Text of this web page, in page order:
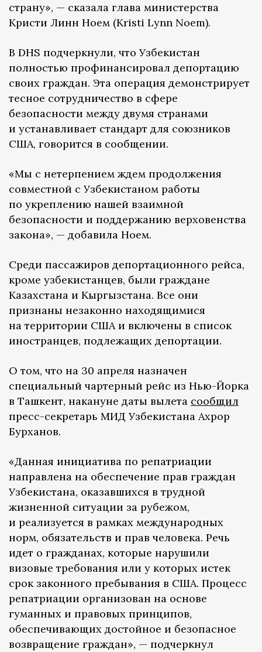
страну», — сказала глава министерства
Кристи Линн Ноем (Kristi Lynn Noem).
В DHS подчеркнули, что Узбекистан
полностью профинансировал депортацию
своих граждан. Эта операция демонстрирует
тесное сотрудничество в сфере
безопасности между двумя странами
и устанавливает стандарт для союзников
США, говорится в сообщении.
«Мы с нетерпением ждем продолжения
совместной с Узбекистаном работы
по укреплению нашей взаимной
безопасности и поддержанию верховенства
закона», — добавила Ноем.
Среди пассажиров депортационного рейса,
кроме узбекистанцев, были граждане
Казахстана и Кыргызстана. Все они
признаны незаконно находящимися
на территории США и включены в список
иностранцев, подлежащих депортации.
О том, что на 30 апреля назначен
специальный чартерный рейс из Нью-Йорка
в Ташкент, накануне даты вылета сообщил
пресс-секретарь МИД Узбекистана Ахрор
Бурханов.
«Данная инициатива по репатриации
направлена ​​на обеспечение прав граждан
Узбекистана, оказавшихся в трудной
жизненной ситуации за рубежом,
и реализуется в рамках международных
норм, обязательств и прав человека. Речь
идет о гражданах, которые нарушили
визовые требования или у которых истек
срок законного пребывания в США. Процесс
репатриации организован на основе
гуманных и правовых принципов,
обеспечивающих достойное и безопасное
возвращение граждан», — подчеркнул